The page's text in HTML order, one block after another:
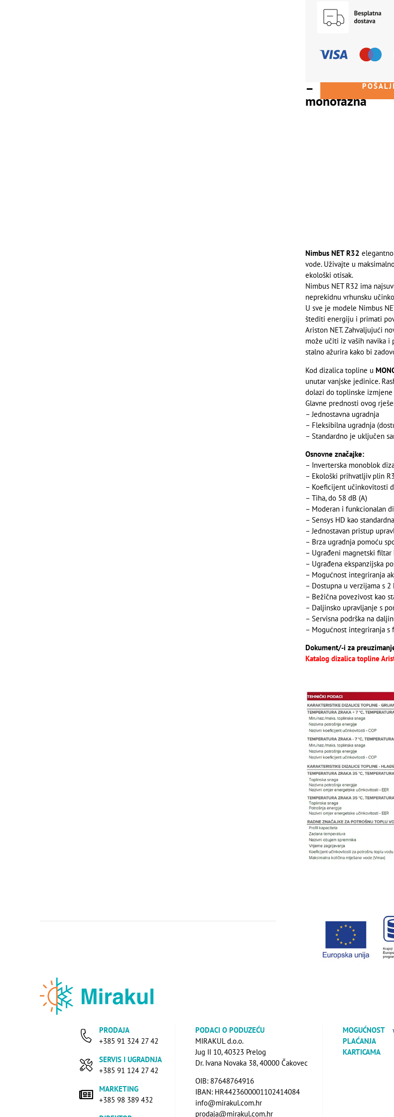
NET
R32,
14,37
–
monofazna
Nimbus NET R32
vode. Uživajte u
ekološki otisak.
Nimbus NET R32 ima
neprekidnu vrhunsku
U sve je modele Nimbus
štediti energiju i primati
Ariston NET. Zahvaljujući
može učiti iz vaših navika i
stalno ažurira kako bi
Kod dizalica topline u
unutar vanjske jedinice.
dolazi do toplinske izmjene
Glavne prednosti ovog
– Jednostavna ugradnja
– Fleksibilna ugradnja
– Standardno je uključen
Osnovne značajke:
– Inverterska monoblok
– Ekološki prihvatljiv plin
– Koeficijent učinkovitosti
– Tiha, do 58 dB (A)
– Moderan i funkcionalan
– Sensys HD kao
– Jednostavan pristup
– Brza ugradnja pomoću
– Ugrađeni magnetski filtar
– Ugrađena ekspanzijska
– Mogućnost integriranja
– Dostupna u verzijama s 2
– Bežična povezivost kao
– Daljinsko upravljanje s
– Servisna podrška na
– Mogućnost integriranja s
Dokument/-i za
Katalog dizalica topline
PRODAJA
+385 91 324 27 42
SERVIS I UGRADNJA
+385 91 124 27 42
MARKETING
+385 98 389 432
PODACI O PODUZEĆU
MIRAKUL d.o.o.
Jug II 10, 40323 Prelog
Dr. Ivana Novaka 38, 40000 Čakovec
OIB: 87648764916
IBAN: HR4423600001102414084
info@mirakul.com.hr
prodaja@mirakul.com.hr
MOGUĆNOST
PLAĆANJA
KARTICAMA